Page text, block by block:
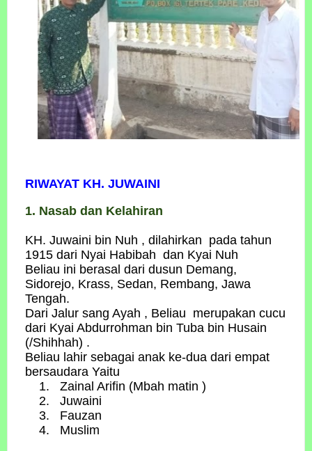
RIWAYAT KH. JUWAINI
1. Nasab dan Kelahiran
KH. Juwaini bin Nuh , dilahirkan pada tahun
1915 dari Nyai Habibah dan Kyai Nuh
Beliau ini berasal dari dusun Demang,
Sidorejo, Krass, Sedan, Rembang, Jawa
Tengah.
Dari Jalur sang Ayah , Beliau merupakan cucu
dari Kyai Abdurrohman bin Tuba bin Husain
(/Shihhah) .
Beliau lahir sebagai anak ke-dua dari empat
bersaudara Yaitu
Zainal Arifin (Mbah matin )
Juwaini
Fauzan
Muslim